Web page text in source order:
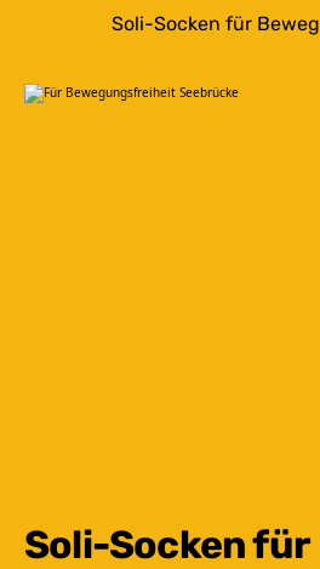
Soli-Socken für
Soli-Socken für